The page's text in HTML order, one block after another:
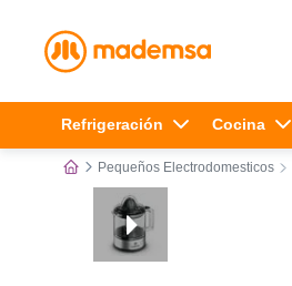
Términos más buscados
1. cocina 4 platos
lavadora
Refrigeración Cocina
Pequeños Electrodomesticos